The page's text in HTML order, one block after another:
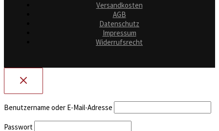
Versandkosten
AGB
Datenschutz
Impressum
Widerrufsrecht
Benutzername oder E-Mail-Adresse
Passwort